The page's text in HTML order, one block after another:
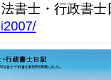
書士・行政書士